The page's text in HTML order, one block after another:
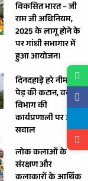
विकसित भारत – जी
राम जी अधिनियम,
2025 के लागू होने के
पर गांधी सभागार में
हुआ आयोजन।
दिनदहाड़े हरे नीम के
पेड़ की कटान, वन
विभाग की
कार्यप्रणाली पर उठे
सवाल
लोक कलाओं के
संरक्षण और
कलाकारों के आर्थिक